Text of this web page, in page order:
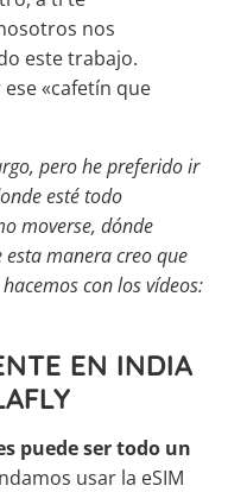
nos
este trabajo.
«cafetín que
pero he preferido ir
esté todo
moverse, dónde
manera creo que
con los vídeos:
EN INDIA
puede ser todo un
usar la eSIM